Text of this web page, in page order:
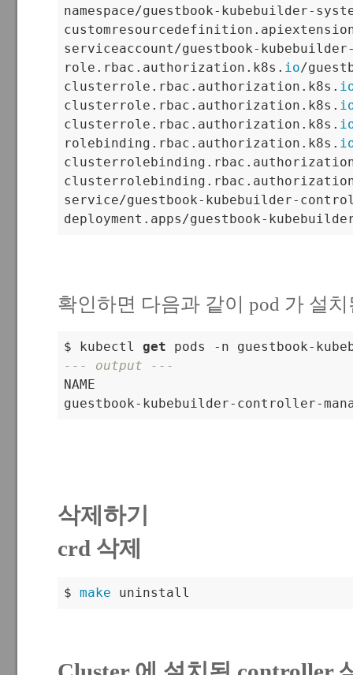
namespace/guestbook-kubebuilder-
serviceaccount/guestbook-
role.rbac.authorization.k8s. io/
clusterrole.rbac.authorization.k8s.
clusterrole.rbac.authorization.k8s.
clusterrole.rbac.authorization.k8s.
rolebinding.rbac.authorization.k8s.
service/guestbook-kubebuilder-
deployment.apps/guestbook-
확인하면 다음과 같이 pod 가 설
$ kubectl get pods - n guestbook-
--- output ---
NAME
guestbook- kubebuilder- controller-
삭제하기
crd 삭제
$ make uninstall